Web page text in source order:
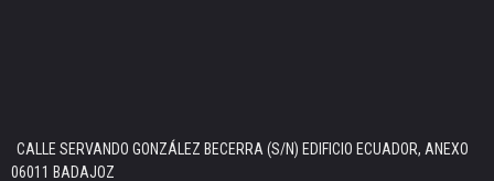
CALLE SERVANDO GONZÁLEZ BECERRA (S/N) EDIFICIO ECUADOR, ANEXO
06011 BADAJOZ